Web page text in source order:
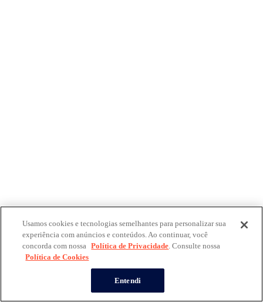
Usamos cookies e tecnologias semelhantes para personalizar sua
experiência com anúncios e conteúdos. Ao continuar, você
concorda com nossa Política de Privacidade. Consulte nossa
Política de Cookies
Entendi